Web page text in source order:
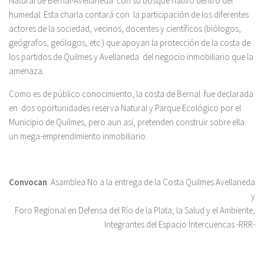
humedal. Esta charla contará con la participación de los diferentes
actores de la sociedad, vecinos, docentes y científicos (biólogos,
geógrafos, geólogos, etc.) que apoyan la protección de la costa de
los partidos de Quilmes y Avellaneda del negocio inmobiliario que la
amenaza.
Como es de público conocimiento, la costa de Bernal fue declarada
en dos oportunidades reserva Natural y Parque Ecológico por el
Municipio de Quilmes, pero aun así, pretenden construir sobre ella
un mega-emprendimiento inmobiliario.
Convocan: Asamblea No a la entrega de la Costa Quilmes Avellaneda
y
Foro Regional en Defensa del Río de la Plata, la Salud y el Ambiente,
Integrantes del Espacio Intercuencas -RRR-